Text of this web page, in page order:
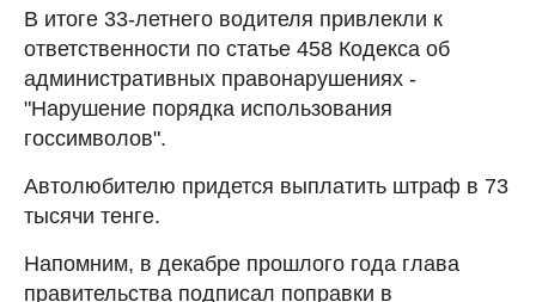
В итоге 33-летнего водителя привлекли к
ответственности по статье 458 Кодекса об
административных правонарушениях -
"Нарушение порядка использования
госсимволов".
Автолюбителю придется выплатить штраф в 73
тысячи тенге.
Напомним, в декабре прошлого года глава
правительства подписал поправки в